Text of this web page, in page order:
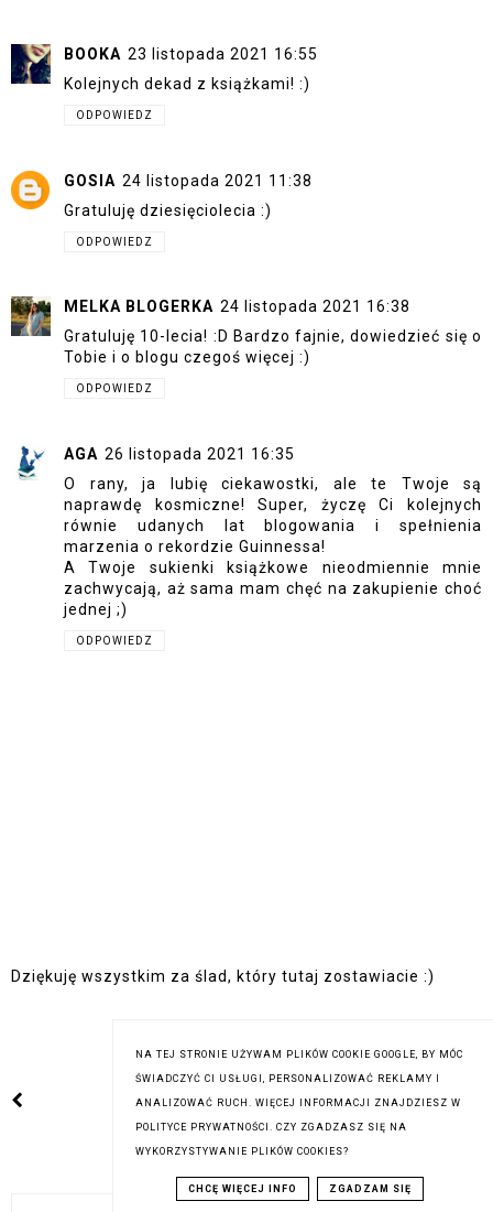
BOOKA 23 listopada 2021 16:55
Kolejnych dekad z książkami! :)
ODPOWIEDZ
GOSIA 24 listopada 2021 11:38
Gratuluję dziesięciolecia :)
ODPOWIEDZ
MELKA BLOGERKA 24 listopada 2021 16:38
Gratuluję 10-lecia! :D Bardzo fajnie, dowiedzieć się o
Tobie i o blogu czegoś więcej :)
ODPOWIEDZ
AGA 26 listopada 2021 16:35
O rany, ja lubię ciekawostki, ale te Twoje są
naprawdę kosmiczne! Super, życzę Ci kolejnych
równie udanych lat blogowania i spełnienia
marzenia o rekordzie Guinnessa!
A Twoje sukienki książkowe nieodmiennie mnie
zachwycają, aż sama mam chęć na zakupienie choć
jednej ;)
ODPOWIEDZ
Dziękuję wszystkim za ślad, który tutaj zostawiacie :)
NA TEJ STRONIE UŻYWAM PLIKÓW COOKIE GOOGLE, BY MÓC
ŚWIADCZYĆ CI USŁUGI, PERSONALIZOWAĆ REKLAMY I
ANALIZOWAĆ RUCH. WIĘCEJ INFORMACJI ZNAJDZIESZ W
POLITYCE PRYWATNOŚCI. CZY ZGADZASZ SIĘ NA
WYKORZYSTYWANIE PLIKÓW COOKIES?
CHCĘ WIĘCEJ INFO ZGADZAM SIĘ